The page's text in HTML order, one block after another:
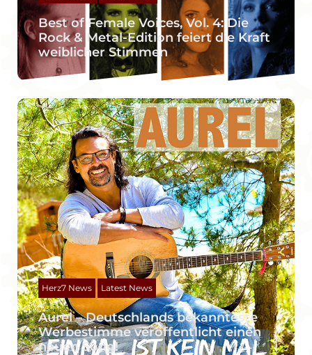
Best of Female Voices, Vol. 4: Die
Rock & Metal-Edition feiert die Kraft
weiblicher Stimmen
Herz7 News Latest News
Aurel – Deutschlands bekannteste
Werbestimme veröffentlicht einen
neuen Song!